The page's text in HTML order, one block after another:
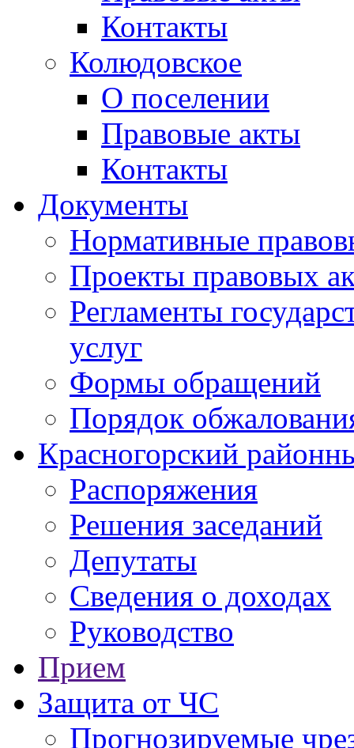
Контакты
Колюдовское
О поселении
Правовые акты
Контакты
Документы
Нормативные
Проекты правовых
Регламенты
услуг
Формы обращений
Порядок
Красногорский
Распоряжения
Решения заседаний
Депутаты
Сведения о доходах
Руководство
Прием
Защита от ЧС
Прогнозируемые